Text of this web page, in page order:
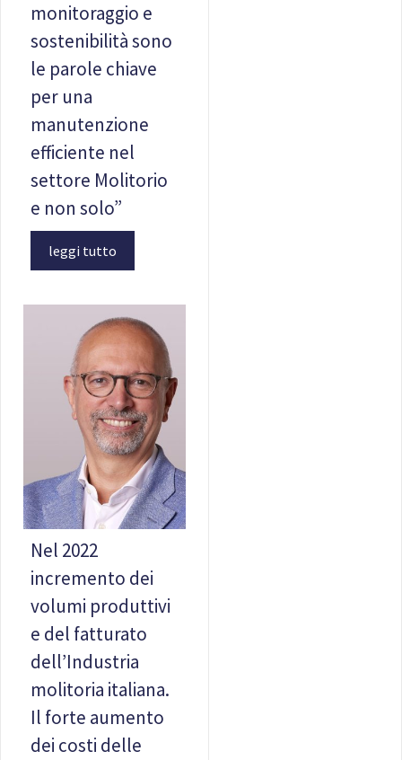
monitoraggio e
sostenibilità sono
le parole chiave
per una
manutenzione
efficiente nel
settore Molitorio
e non solo”
leggi tutto
Nel 2022
incremento dei
volumi produttivi
e del fatturato
dell’Industria
molitoria italiana.
Il forte aumento
dei costi delle